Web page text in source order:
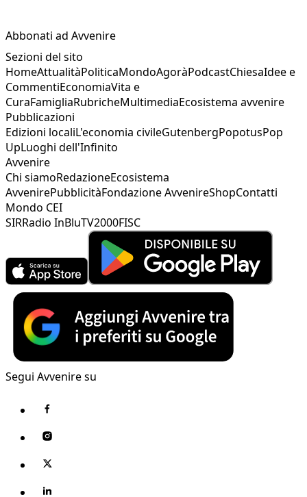
Abbonati ad Avvenire
Sezioni del sito
HomeAttualitàPoliticaMondoAgoràPodcastChiesaIdee e
CommentiEconomiaVita e
CuraFamigliaRubricheMultimediaEcosistema avvenire
Pubblicazioni
Edizioni localiL'economia civileGutenbergPopotusPop
UpLuoghi dell'Infinito
Avvenire
Chi siamoRedazioneEcosistema
AvvenirePubblicitàFondazione AvvenireShopContatti
Mondo CEI
SIRRadio InBluTV2000FISC
Segui Avvenire su